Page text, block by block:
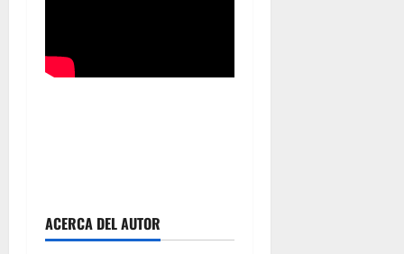
ACERCA DEL AUTOR